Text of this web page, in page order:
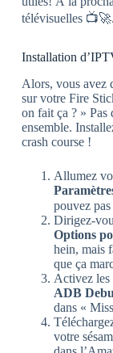
télévisuelles 📺🚀.
Installation
Alors, vous avez
sur votre Fire
on fait ça ? » Pas
ensemble.
crash course !
Allumez
pouvez
Dirigez-
Options
hein, mais
que ça
Activez les
ADB
dans «
votre